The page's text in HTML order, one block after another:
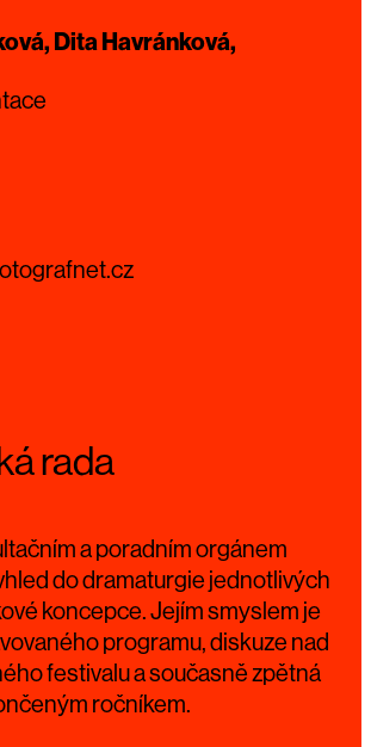
Dita Havránková,
rada
a poradním orgánem
do dramaturgie jednotlivých
koncepce. Jejím smyslem je
programu, diskuze nad
festivalu a současně zpětná
ročníkem.